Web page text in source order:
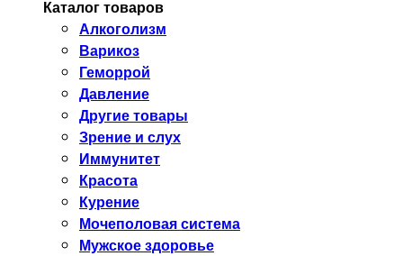
Каталог товаров
Алкоголизм
Варикоз
Геморрой
Давление
Другие товары
Зрение и слух
Иммунитет
Красота
Курение
Мочеполовая система
Мужское здоровье